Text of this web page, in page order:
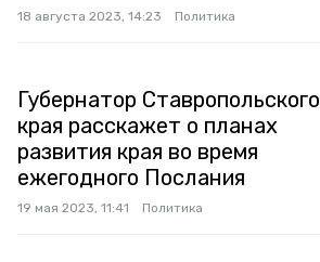
18 августа 2023, 14:23 Политика
Губернатор Ставропольского
края расскажет о планах
развития края во время
ежегодного Послания
19 мая 2023, 11:41 Политика